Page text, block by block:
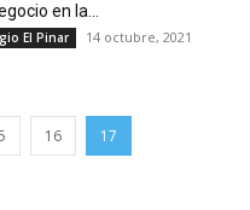
en la...
El Pinar 14 octubre, 2021
16 17